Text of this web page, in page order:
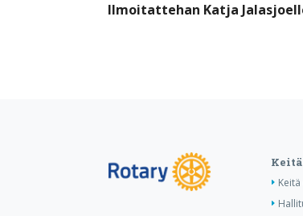
Ilmoitattehan Katja